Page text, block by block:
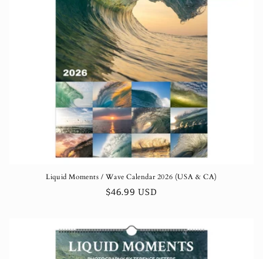
Liquid Moments / Wave Calendar 2026 (USA & CA)
Normaler
$46.99 USD